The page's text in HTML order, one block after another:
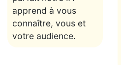
apprend à vous
connaître, vous et
votre audience.